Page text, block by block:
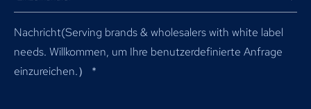
Nachricht(Serving brands & wholesalers with white label
needs. Willkommen, um Ihre benutzerdefinierte Anfrage
einzureichen.）
*